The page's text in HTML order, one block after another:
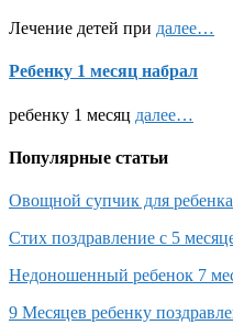
Лечение детей при далее…
Ребенку 1 месяц набрал
ребенку 1 месяц далее…
Популярные статьи
Овощной супчик для
Стих поздравление с 5
Недоношенный ребенок 7
9 Месяцев ребенку